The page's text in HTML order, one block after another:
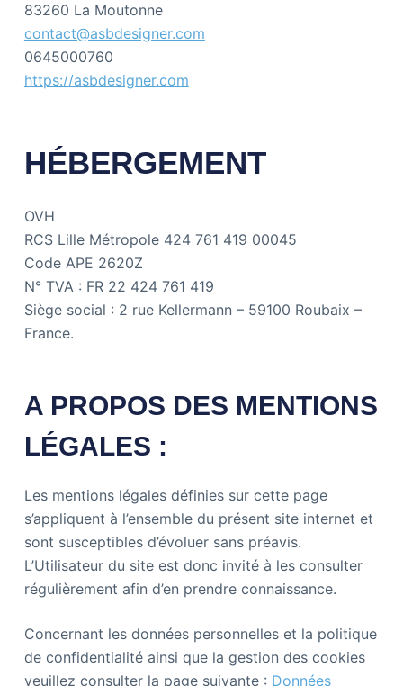
83260 La Moutonne
contact@asbdesigner.com
0645000760
https://asbdesigner.com
HÉBERGEMENT
OVH
RCS Lille Métropole 424 761 419 00045
Code APE 2620Z
N° TVA : FR 22 424 761 419
Siège social : 2 rue Kellermann – 59100 Roubaix –
France.
A PROPOS DES MENTIONS
LÉGALES :
Les mentions légales définies sur cette page
s’appliquent à l’ensemble du présent site internet et
sont susceptibles d’évoluer sans préavis.
L’Utilisateur du site est donc invité à les consulter
régulièrement afin d’en prendre connaissance.
Concernant les données personnelles et la politique
de confidentialité ainsi que la gestion des cookies
veuillez consulter la page suivante : Données